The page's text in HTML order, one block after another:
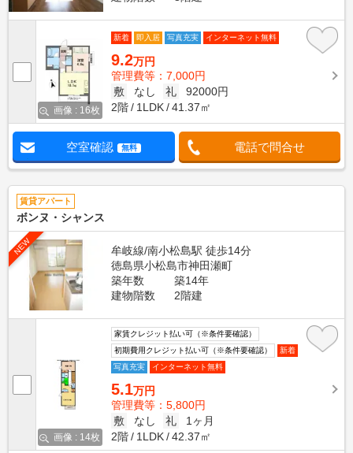
画像 : 16枚
新着 即入居 写真充実 インターネット無料
9.2万円
管理費等：7,000円
敷
なし 礼
92000円
2階
1LDK 41.37㎡
空室確認 無料 電話で問合せ
賃貸アパート
ボンヌ・シャンス
NEW
牟岐線/南小松島駅 徒歩14分
徳島県小松島市神田瀬町
築年数
築14年
建物階数
2階建
画像 : 14枚
家賃クレジット払い可（※条件要確認）
初期費用クレジット払い可（※条件要確認）
新着
写真充実
インターネット無料
5.1万円
管理費等：5,800円
敷
なし 礼
1ヶ月
2階
1LDK 42.37㎡